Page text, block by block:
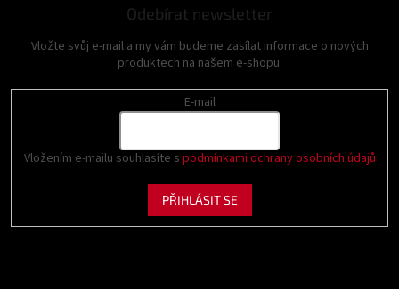
Odebírat newsletter
Vložte svůj e-mail a my vám budeme zasílat informace o nových
produktech na našem e-shopu.
E-mail
Vložením e-mailu souhlasíte s podmínkami ochrany osobních údajů
PŘIHLÁSIT SE